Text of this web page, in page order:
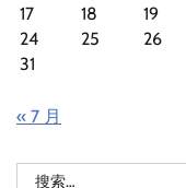
17
18 19
24
25 26
31
« 7 月